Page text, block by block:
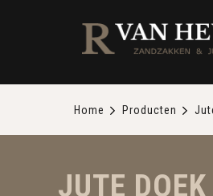
Home Producten
JUTE